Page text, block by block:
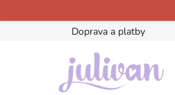
na
Doprava a platby